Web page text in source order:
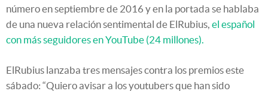
número en septiembre de 2016 y en la portada se hablaba
de una nueva relación sentimental de ElRubius, el español
con más seguidores en YouTube (24 millones).
ElRubius lanzaba tres mensajes contra los premios este
sábado: “Quiero avisar a los youtubers que han sido